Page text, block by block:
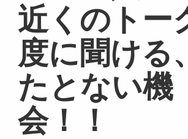
近くのトー
度に聞ける
たとない機
会！！